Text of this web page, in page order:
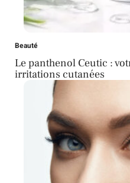
Beauté
Le panthenol Ceutic :
irritations cutanées